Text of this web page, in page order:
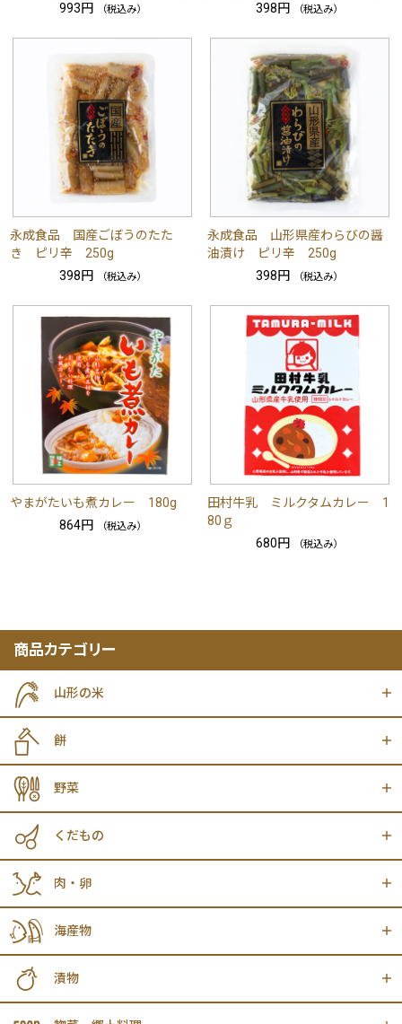
993円
（税込み）
398円
（税込み）
永成食品 国産ごぼうのたた
き ピリ辛 250g
398円
（税込み）
永成食品 山形県産わらびの醤
油漬け ピリ辛 250g
398円
（税込み）
やまがたいも煮カレー 180g
864円
（税込み）
田村牛乳 ミルクタムカレー 1
80ｇ
680円
（税込み）
商品カテゴリー
山形の米
餅
野菜
くだもの
肉・卵
海産物
漬物